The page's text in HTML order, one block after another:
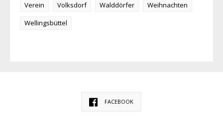
Verein
Volksdorf Walddörfer
Weihnachten
Wellingsbüttel
FACEBOOK